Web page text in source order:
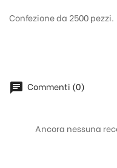
Confezione da 2500 pezzi.
chat Commenti (0)
Ancora nessuna